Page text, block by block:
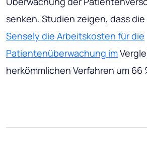
senken. Studien zeigen, dass
Sensely die Arbeitskosten für die
Patientenüberwachung im
herkömmlichen Verfahren um 66